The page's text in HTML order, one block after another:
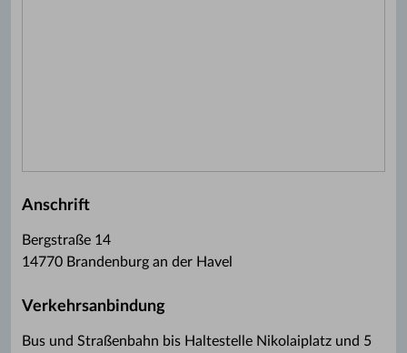
Anschrift
Bergstraße 14
14770 Brandenburg an der Havel
Verkehrsanbindung
Bus und Straßenbahn bis Haltestelle Nikolaiplatz und 5